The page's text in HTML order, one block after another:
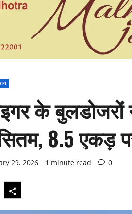
के
8.5 एकड़
29, 2026 1 minute read 0